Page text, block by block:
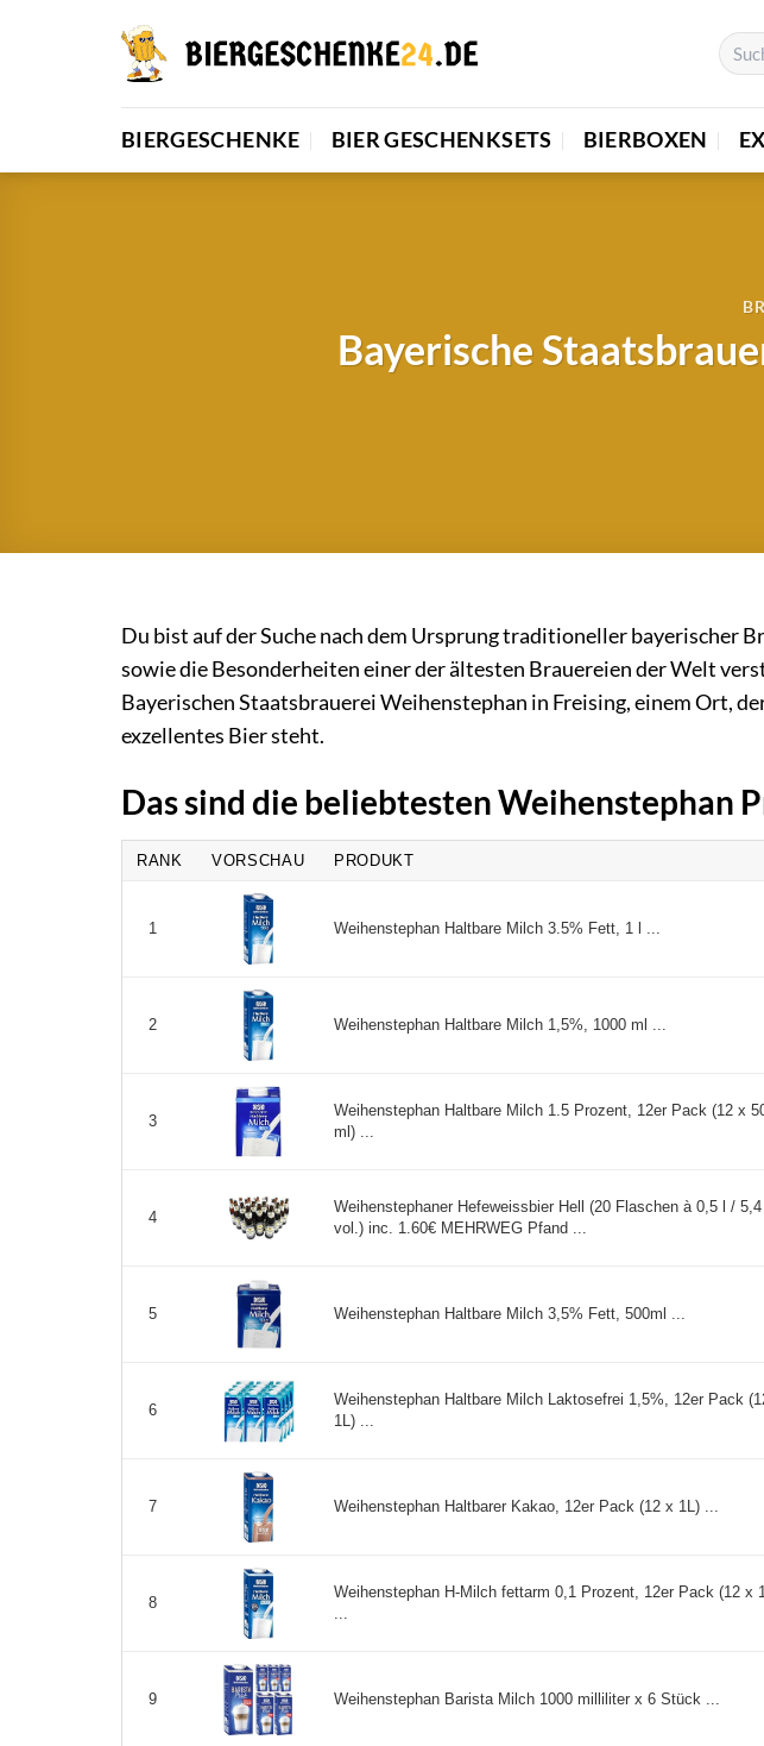
BIERGESCHENKE BIER GESCHENKSETS BIERBOXEN
Bayerische
Du bist auf der Suche nach dem Ursprung traditioneller bayerischer
sowie die Besonderheiten einer der ältesten Brauereien der Welt
Bayerischen Staatsbrauerei Weihenstephan in Freising, einem Ort,
exzellentes Bier steht.
Das sind die beliebtesten Weihenstephan
RANK VORSCHAU PRODUKT
1 Weihenstephan Haltbare Milch 3.5% Fett, 1 l ...
2 Weihenstephan Haltbare Milch 1,5%, 1000 ml ...
3
Weihenstephan Haltbare Milch 1.5 Prozent, 12er Pack (12 x
ml) ...
4
Weihenstephaner Hefeweissbier Hell (20 Flaschen à 0,5 l /
vol.) inc. 1.60€ MEHRWEG Pfand ...
5 Weihenstephan Haltbare Milch 3,5% Fett, 500ml ...
6
Weihenstephan Haltbare Milch Laktosefrei 1,5%, 12er Pack
1L) ...
7 Weihenstephan Haltbarer Kakao, 12er Pack (12 x 1L) ...
8
Weihenstephan H-Milch fettarm 0,1 Prozent, 12er Pack (12 x
...
9 Weihenstephan Barista Milch 1000 milliliter x 6 Stück ...